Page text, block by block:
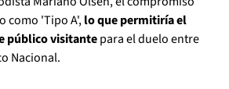
como 'Tipo A',lo que permitiría el
público visitantepara el duelo entre
Nacional.